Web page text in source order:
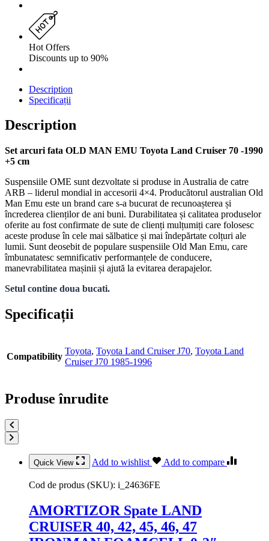
Hot Offers
Discounts up to 90%
Description
Specificații
Description
Set arcuri fata OLD MAN EMU Toyota Land Cruiser 70 -1990
+5 cm
Suspensiile OME sunt dezvoltate si produse in Australia de catre
ARB – liderul mondial in accesorii 4×4. Producătorul australian Old
Man Emu este un brand care s-a bucurat de recunoașterea și
încrederea clienților de ani buni. Durabilitatea și calitatea produselor
oferite au fost confirmate de sute de clienți mulțumiți care folosesc
aceste produse în cele mai sălbatice și mai îndepărtate colțuri ale
lumii. Sunt deosebit de populare suspensiile Old Man Emu, care
îmbunatatesc semnificativ performanțele de conducere,
manevrabilitatea mașinii și ajută la evitarea derapajelor.
Setul contine doua bucati.
Specificații
Compatibility
Toyota, Toyota Land Cruiser J70, Toyota Land
Cruiser J70 1985-1996
Produse înrudite
Quick View Add to wishlist Add to compare
Cod de produs (SKU): i_24636FE
AMORTIZOR Spate LAND
CRUISER 40, 42, 45, 46, 47